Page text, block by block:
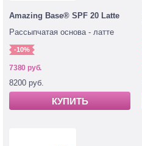
Amazing Base® SPF 20 Latte
Рассыпчатая основа - латте
-10%
7380 руб.
8200 руб.
КУПИТЬ